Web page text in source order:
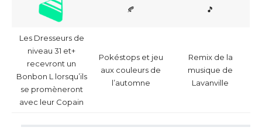
🍂 🎵
Les Dresseurs de
niveau 31 et+
recevront un
Bonbon L lorsqu’ils
se promèneront
avec leur Copain
Pokéstops et jeu
aux couleurs de
l’automne
Remix de la
musique de
Lavanville